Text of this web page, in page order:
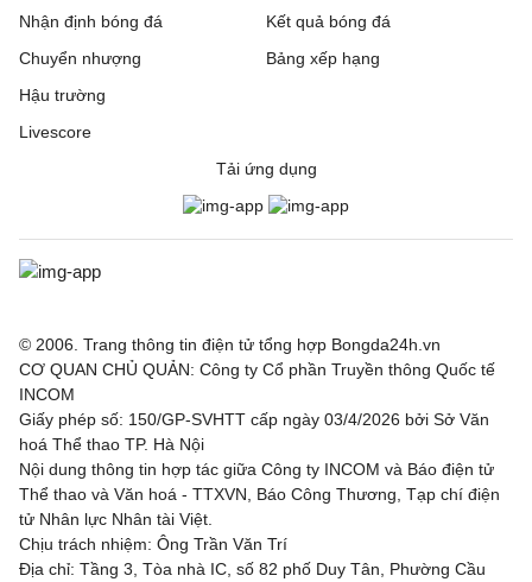
Nhận định bóng đá
Chuyển nhượng
Hậu trường
Livescore
Kết quả bóng đá
Bảng xếp hạng
Tải ứng dụng
© 2006. Trang thông tin điện tử tổng hợp Bongda24h.vn
CƠ QUAN CHỦ QUẢN: Công ty Cổ phần Truyền thông Quốc tế
INCOM
Giấy phép số: 150/GP-SVHTT cấp ngày 03/4/2026 bởi Sở Văn
hoá Thể thao TP. Hà Nội
Nội dung thông tin hợp tác giữa Công ty INCOM và Báo điện tử
Thể thao và Văn hoá - TTXVN, Báo Công Thương, Tạp chí điện
tử Nhân lực Nhân tài Việt.
Chịu trách nhiệm: Ông Trần Văn Trí
Địa chỉ: Tầng 3, Tòa nhà IC, số 82 phố Duy Tân, Phường Cầu